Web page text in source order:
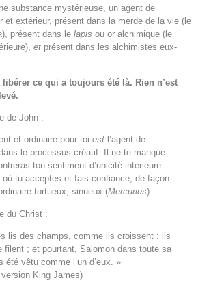
substance mystérieuse, un agent de
et extérieur, présent dans la merde de la vie (le
), présent dans le lapis ou or alchimique (le
et présent dans les alchimistes eux-
libérer ce qui a toujours été là. Rien n’est
de John :
et ordinaire pour toi est l’agent de
le processus créatif. Il ne te manque
ton sentiment d’unicité intérieure
où tu acceptes et fais confiance, de façon
tortueux, sinueux (Mercurius).
du Christ :
lis des champs, comme ils croissent : ils
filent ; et pourtant, Salomon dans toute sa
été vêtu comme l’un d’eux. »
King James)